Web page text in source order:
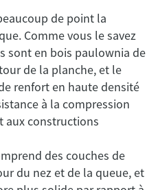
de point la
Comme vous le savez
sont en bois paulownia de
de la planche, et le
renfort en haute densité
à la compression
aux constructions
des couches de
du nez et de la queue, et